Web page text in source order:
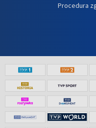
Procedura